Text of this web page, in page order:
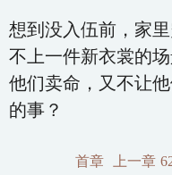
想到没入伍前，家
不上一件新衣裳的
他们卖命，又不让
的事？
首章 上一章